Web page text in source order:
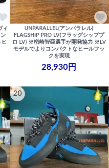
ィ
UNPARALLEL(アンパラレル)
FLAGSHIP PRO LV(フラッグシッププ
ロ LV) ※楢崎智亜選手が開発協力 ※LV
モデルでよりコンパクトなヒールフッ
クを実現
28,930円
20